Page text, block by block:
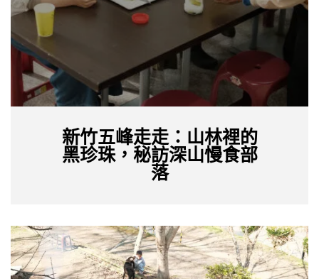
新竹五峰走走：山林裡的
黑珍珠，秘訪深山慢食部
落